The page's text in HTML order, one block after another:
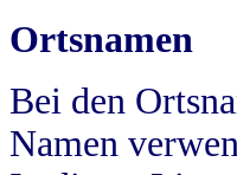
Ortsnamen
Bei den
Namen